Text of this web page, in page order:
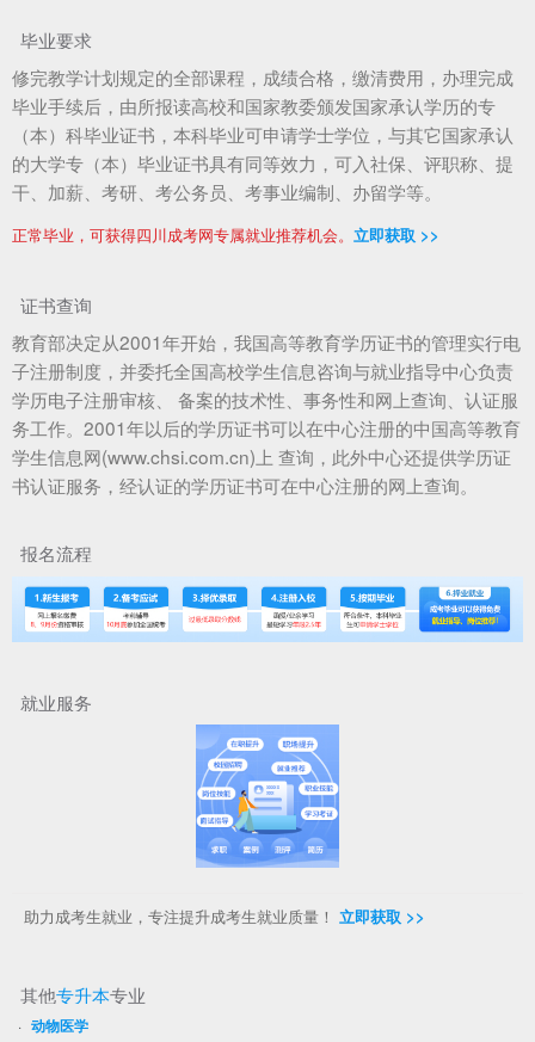
毕业要求
修完教学计划规定的全部课程，成绩合格，缴清费用，办理完成
毕业手续后，由所报读高校和国家教委颁发国家承认学历的专
（本）科毕业证书，本科毕业可申请学士学位，与其它国家承认
的大学专（本）毕业证书具有同等效力，可入社保、评职称、提
干、加薪、考研、考公务员、考事业编制、办留学等。
正常毕业，可获得四川成考网专属就业推荐机会。 立即获取 >>
证书查询
教育部决定从2001年开始，我国高等教育学历证书的管理实行电
子注册制度，并委托全国高校学生信息咨询与就业指导中心负责
学历电子注册审核、 备案的技术性、事务性和网上查询、认证服
务工作。2001年以后的学历证书可以在中心注册的中国高等教育
学生信息网(www.chsi.com.cn)上 查询，此外中心还提供学历证
书认证服务，经认证的学历证书可在中心注册的网上查询。
报名流程
就业服务
助力成考生就业，专注提升成考生就业质量！ 立即获取 >>
其他专升本专业
· 动物医学